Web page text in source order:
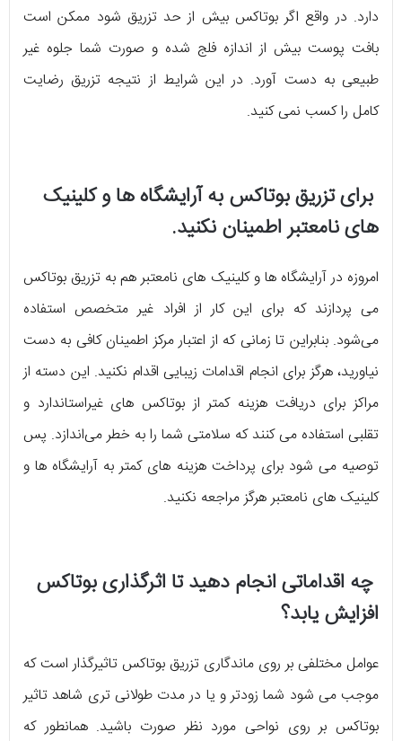
دارد. در واقع اگر بوتاکس بیش از حد تزریق شود ممکن است
بافت پوست بیش از اندازه فلج شده و صورت شما جلوه غیر
طبیعی به دست آورد. در این شرایط از نتیجه تزریق رضایت
کامل را کسب نمی کنید.
برای تزریق بوتاکس به آرایشگاه ها و کلینیک
های نامعتبر اطمینان نکنید.
امروزه در آرایشگاه ها و کلینیک های نامعتبر هم به تزریق بوتاکس
می پردازند که برای این کار از افراد غیر متخصص استفاده
می‌شود. بنابراین تا زمانی که از اعتبار مرکز اطمینان کافی به دست
نیاورید، هرگز برای انجام اقدامات زیبایی اقدام نکنید. این دسته از
مراکز برای دریافت هزینه کمتر از بوتاکس های غیراستاندارد و
تقلبی استفاده می کنند که سلامتی شما را به خطر می‌اندازد. پس
توصیه می شود برای پرداخت هزینه های کمتر به آرایشگاه ها و
کلینیک های نامعتبر هرگز مراجعه نکنید.
چه اقداماتی انجام دهید تا اثرگذاری بوتاکس
افزایش یابد؟
عوامل مختلفی بر روی ماندگاری تزریق بوتاکس تاثیرگذار است که
موجب می شود شما زودتر و یا در مدت طولانی تری شاهد تاثیر
بوتاکس بر روی نواحی مورد نظر صورت باشید. همانطور که